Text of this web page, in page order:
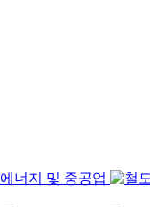
에너지 및 중공업